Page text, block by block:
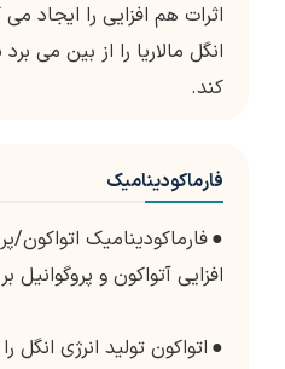
اثرات هم افزایی را ایجاد
انگل مالاریا را از بین می
کند.
فارماکودینامیک
●فارماکودینامیک
افزایی آتواکون و پروگوانیل
● اتواکون تولید انرژی انگل